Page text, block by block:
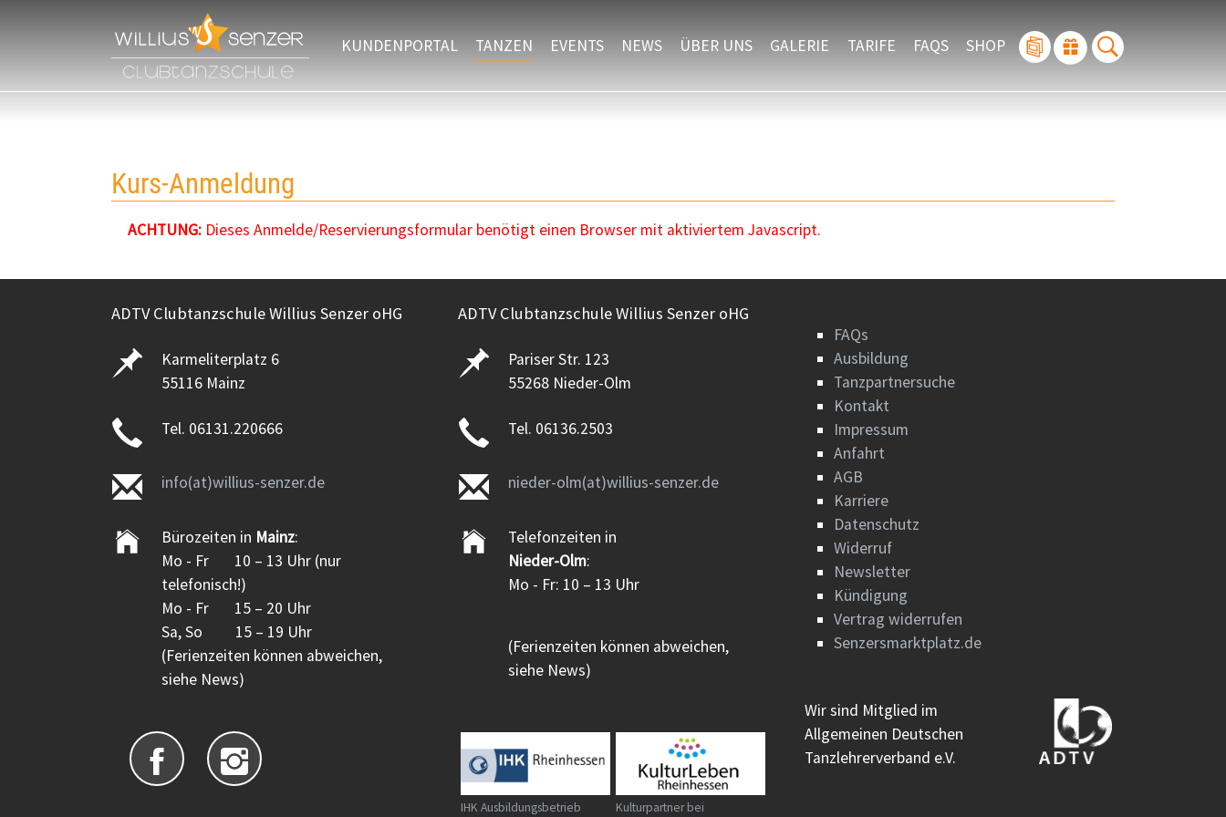
KUNDENPORTAL
TANZEN EVENTS NEWS ÜBER UNS GALERIE TARIFE FAQS SHOP
Kurs-Anmeldung
ACHTUNG:Dieses Anmelde/Reservierungsformular benötigt einen Browser mit aktiviertem Javascript.
ADTV Clubtanzschule Willius Senzer oHG
Karmeliterplatz 6
55116 Mainz
Tel. 06131.220666
info(at)willius-senzer.de
Bürozeiten in Mainz:
Mo - Fr 10 – 13 Uhr (nur
telefonisch!)
Mo - Fr 15 – 20 Uhr
Sa, So 15 – 19 Uhr
(Ferienzeiten können abweichen,
siehe News)
ADTV Clubtanzschule Willius Senzer oHG
Pariser Str. 123
55268 Nieder-Olm
Tel. 06136.2503
nieder-olm(at)willius-senzer.de
Telefonzeiten in
Nieder-Olm:
Mo - Fr: 10 – 13 Uhr
(Ferienzeiten können abweichen,
siehe News)
IHK Ausbildungsbetrieb Kulturpartner bei
FAQs
Ausbildung
Tanzpartnersuche
Kontakt
Impressum
Anfahrt
AGB
Karriere
Datenschutz
Widerruf
Newsletter
Kündigung
Vertrag widerrufen
Senzersmarktplatz.de
Wir sind Mitglied im
Allgemeinen Deutschen
Tanzlehrerverband e.V.